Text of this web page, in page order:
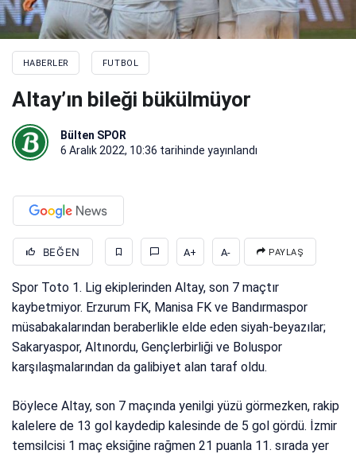
HABERLER FUTBOL
Altay’ın bileği bükülmüyor
Bülten SPOR
6 Aralık 2022, 10:36 tarihinde yayınlandı
BEĞEN A+ A- PAYLAŞ
Spor Toto 1. Lig ekiplerinden Altay, son 7 maçtır
kaybetmiyor. Erzurum FK, Manisa FK ve Bandırmaspor
müsabakalarından beraberlikle elde eden siyah-beyazılar;
Sakaryaspor, Altınordu, Gençlerbirliği ve Boluspor
karşılaşmalarından da galibiyet alan taraf oldu.
Böylece Altay, son 7 maçında yenilgi yüzü görmezken, rakip
kalelere de 13 gol kaydedip kalesinde de 5 gol gördü. İzmir
temsilcisi 1 maç eksiğine rağmen 21 puanla 11. sırada yer